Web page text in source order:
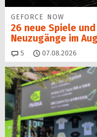
GEFORCE NOW
26 neue Spiele
Neuzugänge im
5 Kommentare
07.08.2026